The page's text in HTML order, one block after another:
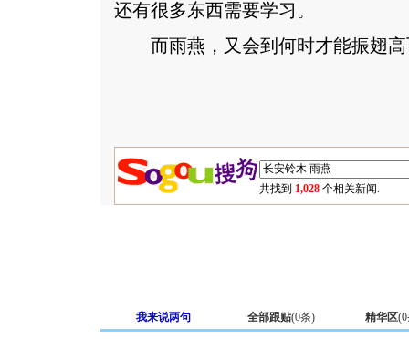
还有很多东西需要学习。
而雨燕，又会到何时才能振翅高
共找到 1,028 个相关新闻.
我来说两句 全部跟贴(0条) 精华区(0